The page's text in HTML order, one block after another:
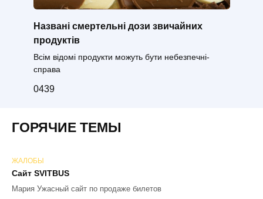
Названі смертельні дози звичайних
продуктів
Всім відомі продукти можуть бути небезпечні-
справа
0439
ГОРЯЧИЕ ТЕМЫ
ЖАЛОБЫ
Сайт SVITBUS
Мария Ужасный сайт по продаже билетов